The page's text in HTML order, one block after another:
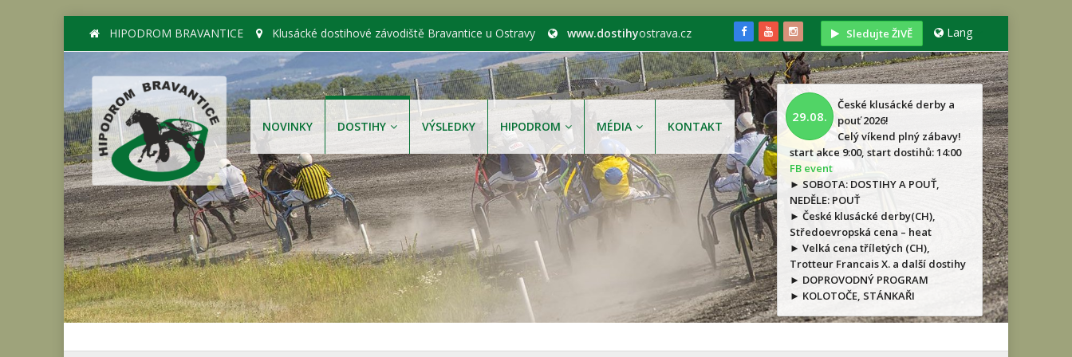
HIPODROM BRAVANTICE Klusácké dostihové závodiště Bravantice u Ostravy www.dostihyostrava.cz Sledujte ŽIVĚ Lang
NOVINKY DOSTIHY VÝSLEDKY HIPODROM MÉDIA KONTAKT
29.08.
České klusácké derby a
pouť 2026!
Celý víkend plný zábavy!
start akce 9:00, start dostihů: 14:00
FB event
► SOBOTA: DOSTIHY A POUŤ,
NEDĚLE: POUŤ
► České klusácké derby(CH),
Středoevropská cena – heat
► Velká cena tříletých (CH),
Trotteur Francais X. a další dostihy
► DOPROVODNÝ PROGRAM
► KOLOTOČE, STÁNKAŘI